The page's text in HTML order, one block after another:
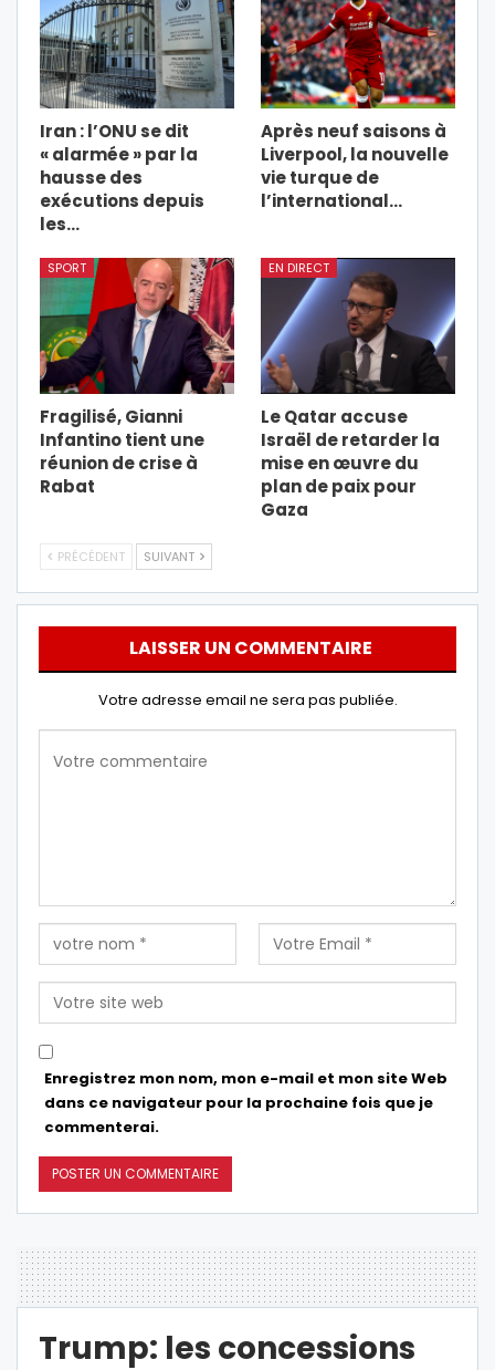
Iran : l’ONU se dit
« alarmée » par la
hausse des
exécutions depuis
les…
Après neuf saisons à
Liverpool, la nouvelle
vie turque de
l’international…
SPORT
Fragilisé, Gianni
Infantino tient une
réunion de crise à
Rabat
EN DIRECT
Le Qatar accuse
Israël de retarder la
mise en œuvre du
plan de paix pour
Gaza
PRÉCÉDENT SUIVANT
LAISSER UN COMMENTAIRE
Votre adresse email ne sera pas publiée.
Enregistrez mon nom, mon e-mail et mon site Web
dans ce navigateur pour la prochaine fois que je
commenterai.
Trump: les concessions